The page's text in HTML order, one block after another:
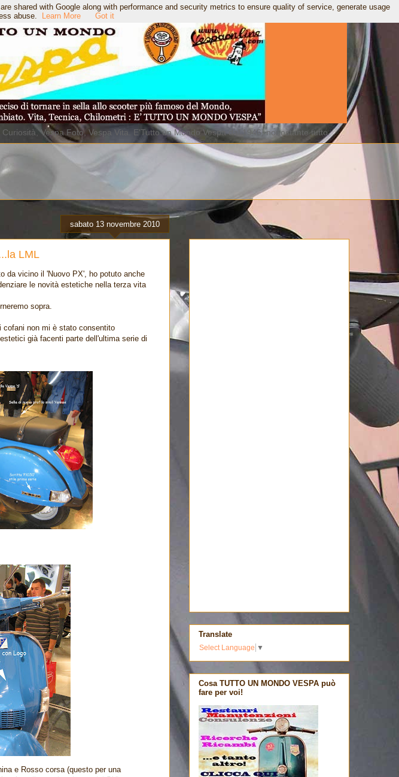
Vespa Foto, Vespa Vita. E'Tutto un Mondo Vespa dal 1946, nonostante tutto.
sabato 13 novembre 2010
LML
da vicino il 'Nuovo PX', ho potuto anche
le novità estetiche nella terza vita
sopra.
cofani non mi è stato consentito
già facenti parte dell'ultima serie di
e Rosso corsa (questo per una
Translate
Select Language ▼
Cosa TUTTO UN MONDO VESPA può
fare per voi!
shared with Google along with performance and security metrics to ensure quality of service, generate usage
abuse.
Learn More Got it